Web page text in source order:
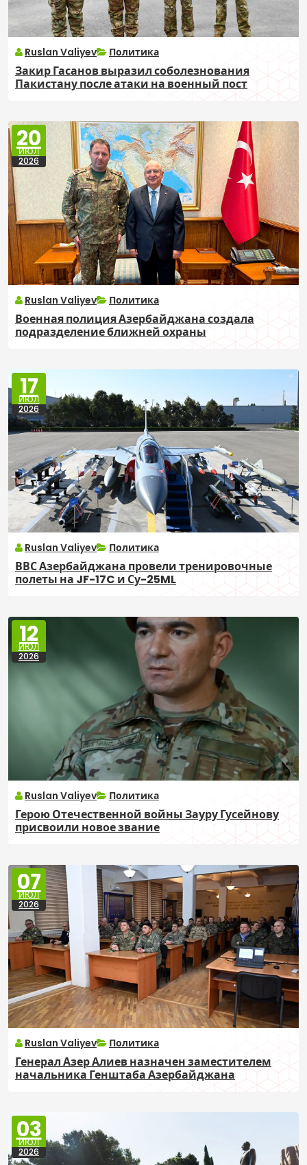
Ruslan Valiyev Политика
Закир Гасанов выразил соболезнования
Пакистану после атаки на военный пост
20
ИЮЛ
2026
Ruslan Valiyev Политика
Военная полиция Азербайджана создала
подразделение ближней охраны
17
ИЮЛ
2026
Ruslan Valiyev Политика
ВВС Азербайджана провели тренировочные
полеты на JF-17C и Су-25ML
12
ИЮЛ
2026
Ruslan Valiyev Политика
Герою Отечественной войны Зауру Гусейнову
присвоили новое звание
07
ИЮЛ
2026
Ruslan Valiyev Политика
Генерал Азер Алиев назначен заместителем
начальника Генштаба Азербайджана
03
ИЮЛ
2026